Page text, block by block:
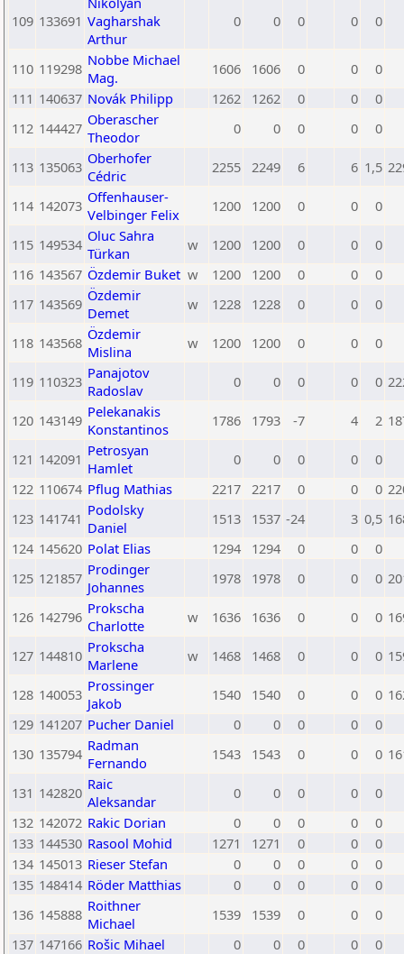
109 133691 Vagharshak
Arthur
0 0 0 0 0
110 119298 Nobbe Michael
Mag.
1606 1606 0 0
0
111 140637 Novák Philipp 1262 1262 0 0
0
112 144427 Oberascher
Theodor
0 0 0 0 0
113 135063 Oberhofer
Cédric
2255 2249 6 6 1,5
114 142073 Offenhauser-
Velbinger Felix
1200 1200 0 0 0
115 149534 Oluc Sahra
Türkan
w 1200 1200 0 0
0
116 143567 Özdemir Buket w 1200 1200 0 0
0
117 143569 Özdemir
Demet
w 1228 1228 0 0 0
118 143568 Özdemir
Mislina
w 1200 1200 0 0 0
119 110323 Panajotov
Radoslav
0 0 0 0 0
120 143149 Pelekanakis
Konstantinos
1786 1793 -7 4 2
121 142091 Petrosyan
Hamlet
0 0 0 0
0
122 110674 Pflug Mathias 2217 2217 0 0 0
123 141741 Podolsky
Daniel
1513 1537 -24 3 0,5
124 145620 Polat Elias 1294 1294 0 0
0
125 121857 Prodinger
Johannes
1978 1978 0 0 0
126 142796 Prokscha
Charlotte
w 1636 1636 0 0 0
127 144810 Prokscha
Marlene
w 1468 1468 0 0 0
128 140053 Prossinger
Jakob
1540 1540 0 0 0
129 141207 Pucher Daniel 0 0 0 0
0
130 135794 Radman
Fernando
1543 1543 0 0 0
131 142820 Raic
Aleksandar
0 0 0 0
0
132 142072 Rakic Dorian 0 0 0 0
0
133 144530 Rasool Mohid 1271 1271 0 0
0
134 145013 Rieser Stefan 0 0 0 0
0
135 148414 Röder Matthias 0 0 0 0
0
136 145888 Roithner
Michael
1539 1539 0 0
0
137 147166 Rošic Mihael 0 0 0 0
0